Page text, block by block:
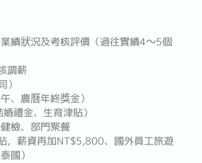
績狀況及考核評價（過往實績4～5個
調薪
）
、農曆年終獎金）
禮金、生育津貼）
檢、部門聚餐
，薪資再加NT$5,800、國外員工旅遊
國）